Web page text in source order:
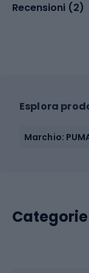
Recensioni (2)
Esplora
Marchio: